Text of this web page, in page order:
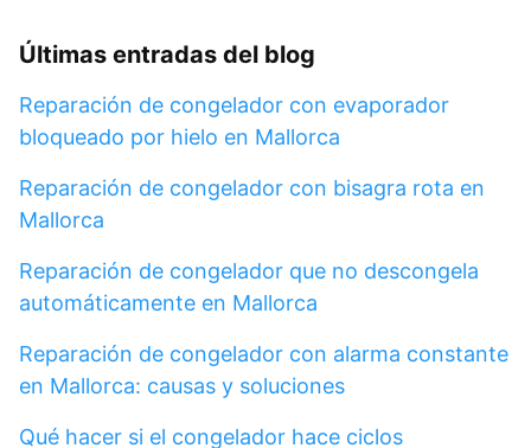
Últimas entradas del blog
Reparación de congelador con evaporador
bloqueado por hielo en Mallorca
Reparación de congelador con bisagra rota en
Mallorca
Reparación de congelador que no descongela
automáticamente en Mallorca
Reparación de congelador con alarma constante
en Mallorca: causas y soluciones
Qué hacer si el congelador hace ciclos